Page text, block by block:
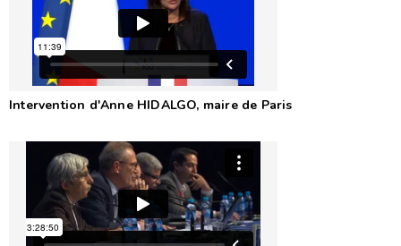
Intervention d'Anne HIDALGO, maire de Paris